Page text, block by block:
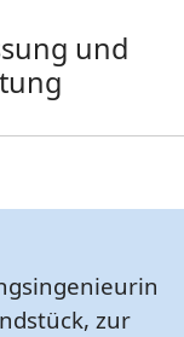
und
zur